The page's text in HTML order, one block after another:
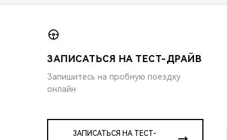
ЗАПИСАТЬСЯ НА ТЕСТ-ДРАЙВ
Запишитесь на пробную поездку
онлайн
ЗАПИСАТЬСЯ НА ТЕСТ-